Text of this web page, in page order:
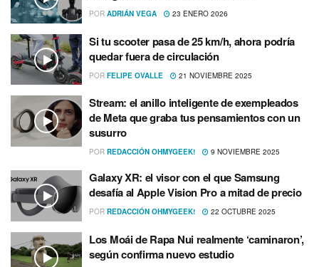
POR ADRIÁN VEGA 23 ENERO 2026
Si tu scooter pasa de 25 km/h, ahora podría
quedar fuera de circulación
POR FELIPE OVALLE 21 NOVIEMBRE 2025
Stream: el anillo inteligente de exempleados
de Meta que graba tus pensamientos con un
susurro
POR REDACCIÓN OHMYGEEK! 9 NOVIEMBRE 2025
Galaxy XR: el visor con el que Samsung
desafía al Apple Vision Pro a mitad de precio
POR REDACCIÓN OHMYGEEK! 22 OCTUBRE 2025
Los Moái de Rapa Nui realmente ‘caminaron’,
según confirma nuevo estudio